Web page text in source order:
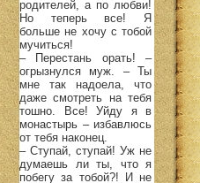
родителей, а по любви!
Но теперь все! Я
больше не хочу с тобой
мучиться!
– Перестань орать! –
огрызнулся муж. – Ты
мне так надоела, что
даже смотреть на тебя
тошно. Все! Уйду я в
монастырь – избавлюсь
от тебя наконец.
– Ступай, ступай! Уж не
думаешь ли ты, что я
побегу за тобой?! И не